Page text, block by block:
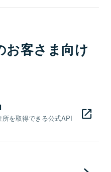
お客さま向け
を取得できる公式API